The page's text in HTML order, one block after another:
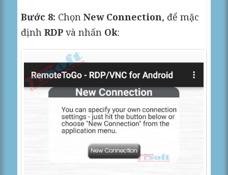
Bước 8: ChọnNew Connection, để mặc
địnhRDP và nhấn Ok: